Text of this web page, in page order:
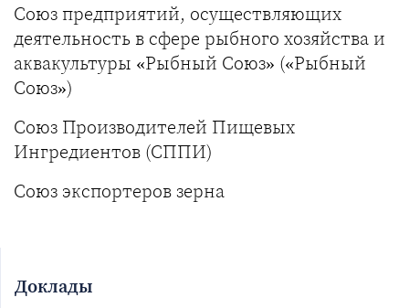
Союз предприятий, осуществляющих
деятельность в сфере рыбного хозяйства и
аквакультуры «Рыбный Союз» («Рыбный
Союз»)
Союз Производителей Пищевых
Ингредиентов (СППИ)
Союз экспортеров зерна
Доклады